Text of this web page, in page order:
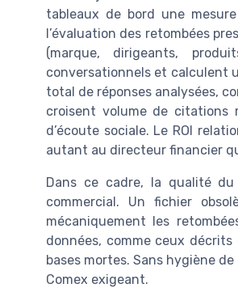
tableaux de bord une
l’évaluation des retombées
(marque, dirigeants,
conversationnels et calculent
total de réponses analysées,
croisent volume de citations
d’écoute sociale. Le ROI
autant au directeur financier
Dans ce cadre, la qualité
commercial. Un fichier
mécaniquement les
données, comme ceux
bases mortes. Sans hygiène
Comex exigeant.